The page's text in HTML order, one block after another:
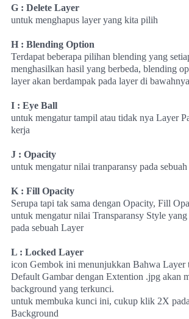
G : Delete Layer
untuk menghapus layer yang kita pilih
H : Blending Option
Terdapat beberapa pilihan blending yang
menghasilkan hasil yang berbeda, blending
layer akan berdampak pada layer di bawahnya
I : Eye Ball
untuk mengatur tampil atau tidak nya Layer
kerja
J : Opacity
untuk mengatur nilai tranparansy pada
K : Fill Opacity
Serupa tapi tak sama dengan Opacity, Fill
untuk mengatur nilai Transparansy Style
pada sebuah Layer
L : Locked Layer
icon Gembok ini menunjukkan Bahwa Layer
Default Gambar dengan Extention .jpg akan
background yang terkunci.
untuk membuka kunci ini, cukup klik 2X
Background